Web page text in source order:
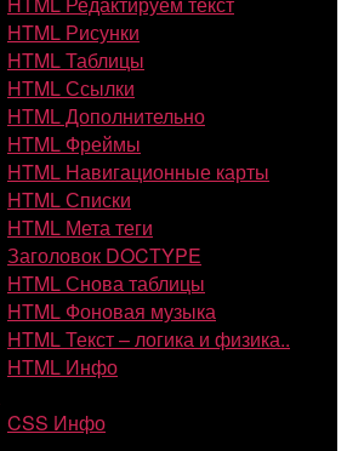
HTML Рисунки
HTML Таблицы
HTML Ссылки
HTML Дополнительно
HTML Фреймы
HTML Навигационные карты
HTML Списки
HTML Мета теги
Заголовок DOCTYPE
HTML Снова таблицы
HTML Фоновая музыка
HTML Текст – логика и физика..
HTML Инфо
CSS Инфо